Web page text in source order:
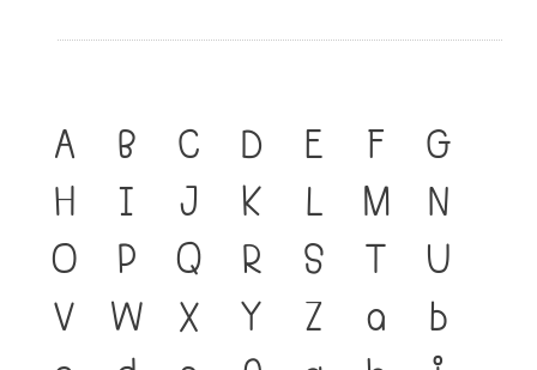
A B C D E F
G
H
I J K L M
N
O
P Q R S T
U
V
W X Y Z a
b